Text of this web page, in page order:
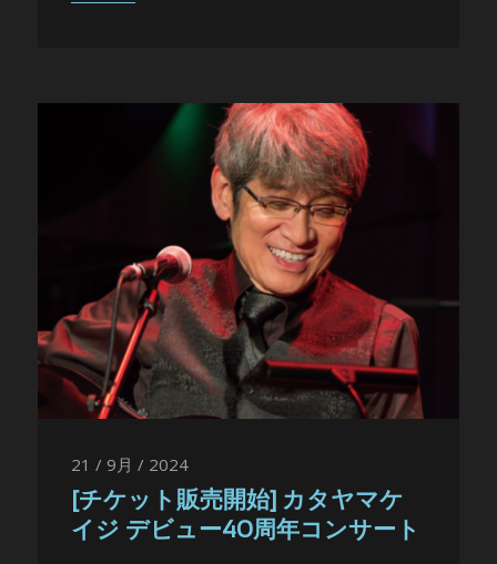
21 / 9月 / 2024
[チケット販売開始] カタヤマケ
イジ デビュー40周年コンサート